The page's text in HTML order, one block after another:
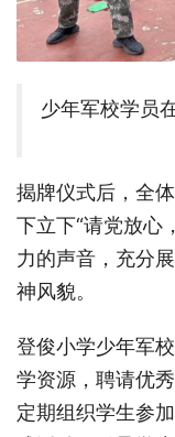
少年军校学员
揭牌仪式后，全
下立下“请党放心
力的声音，充分
神风貌。
登俊小学少年军
学资源，聘请优
定期组织学生参